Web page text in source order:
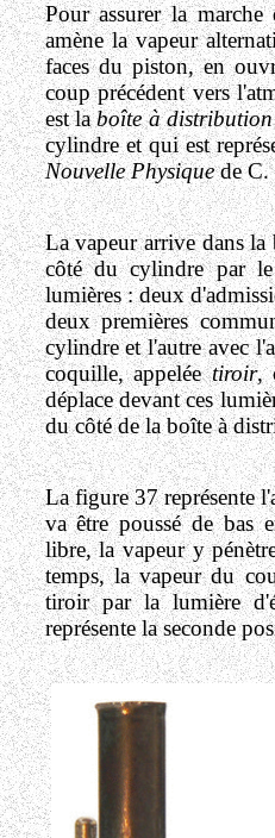
Pour assurer la
amène la vapeur
faces du piston, en
coup précédent vers
est laboîte à distribution
cylindre et qui est
Nouvelle Physiquede C.
La vapeur arrive dans
côté du cylindre par
lumières : deux
deux premières
cylindre et l'autre avec
coquille, appeléetiroir,
déplace devant ces
du côté de la boîte à
La figure 37 représente
va être poussé de bas
libre, la vapeur y
temps, la vapeur du
tiroir par la lumière
représente la seconde